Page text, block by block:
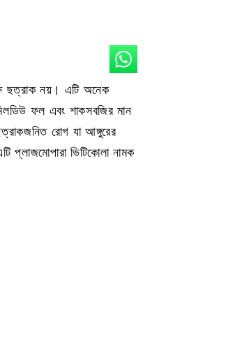
ছত্রাক নয়। এটি অনেক
ফল এবং শাকসবজির মান
রোগ যা আঙ্গুরের
ভিটিকোলা নামক